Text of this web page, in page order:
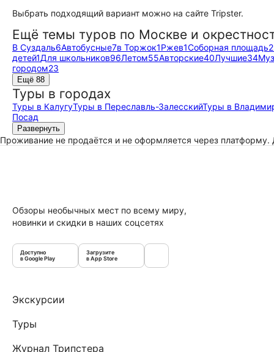
Выбрать подходящий вариант можно на сайте Tripster.
Ещё темы туров по Москве и
В Суздаль6Автобусные7в Торжок1Ржев1Соборная площадь2
детей1Для школьников96Летом55Авторские40Лучшие34
городом23
Ещё 88
Туры в городах
Туры в КалугуТуры в Переславль-ЗалесскийТуры в
Посад
Развернуть
Проживание не продаётся и не оформляется через
Обзоры необычных мест по всему миру,
новинки и скидки в наших соцсетях
Доступно
в Google Play
Загрузите
в App Store
Экскурсии
Туры
Журнал Трипстера